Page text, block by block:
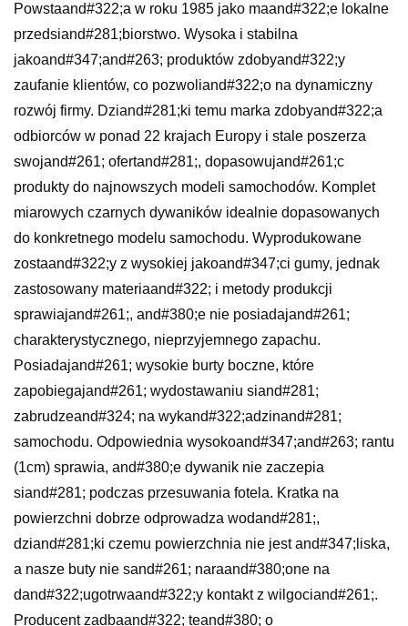
Powstaand#322;a w roku 1985 jako maand#322;e lokalne
przedsiand#281;biorstwo. Wysoka i stabilna
jakoand#347;and#263; produktów zdobyand#322;y
zaufanie klientów, co pozwoliand#322;o na dynamiczny
rozwój firmy. Dziand#281;ki temu marka zdobyand#322;a
odbiorców w ponad 22 krajach Europy i stale poszerza
swojand#261; ofertand#281;, dopasowujand#261;c
produkty do najnowszych modeli samochodów. Komplet
miarowych czarnych dywaników idealnie dopasowanych
do konkretnego modelu samochodu. Wyprodukowane
zostaand#322;y z wysokiej jakoand#347;ci gumy, jednak
zastosowany materiaand#322; i metody produkcji
sprawiajand#261;, and#380;e nie posiadajand#261;
charakterystycznego, nieprzyjemnego zapachu.
Posiadajand#261; wysokie burty boczne, które
zapobiegajand#261; wydostawaniu siand#281;
zabrudzeand#324; na wykand#322;adzinand#281;
samochodu. Odpowiednia wysokoand#347;and#263; rantu
(1cm) sprawia, and#380;e dywanik nie zaczepia
siand#281; podczas przesuwania fotela. Kratka na
powierzchni dobrze odprowadza wodand#281;,
dziand#281;ki czemu powierzchnia nie jest and#347;liska,
a nasze buty nie sand#261; naraand#380;one na
dand#322;ugotrwaand#322;y kontakt z wilgociand#261;.
Producent zadbaand#322; teand#380; o